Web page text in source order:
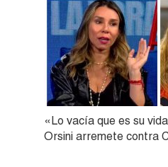
«Lo vacía que es su
Orsini arremete contra